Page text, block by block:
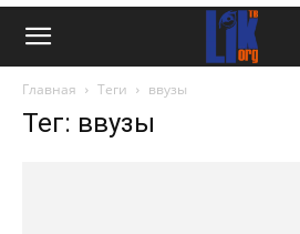
Главная Теги ввузы
Тег: ввузы